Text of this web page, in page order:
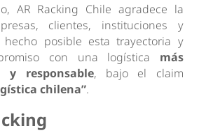
AR Racking Chile agradece la
clientes, instituciones y
posible esta trayectoria y
con una logística más
y responsable, bajo el claim
chilena”.